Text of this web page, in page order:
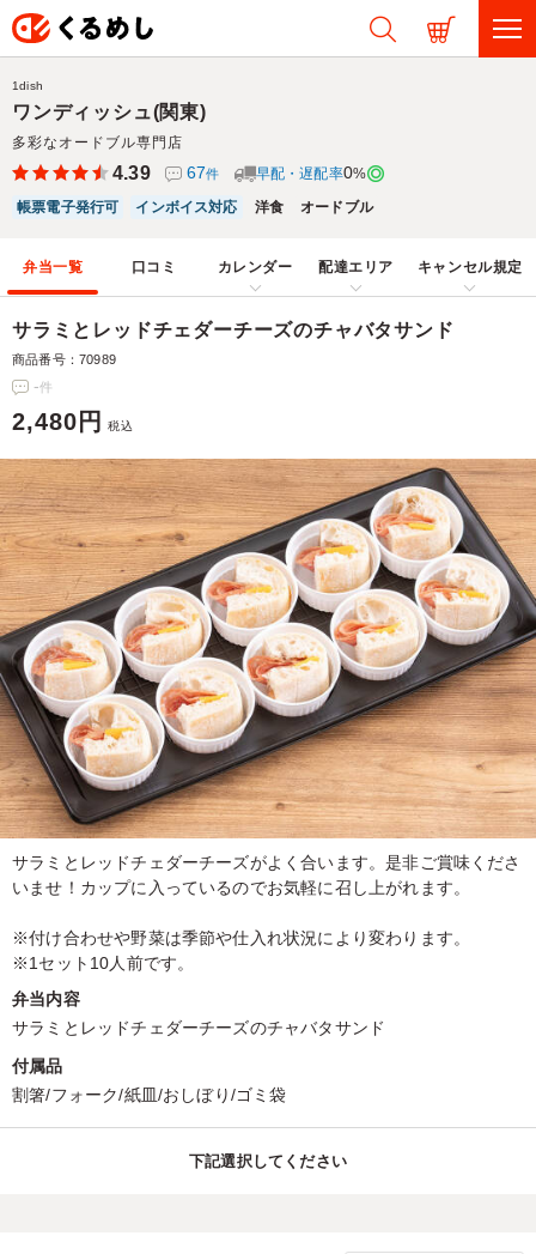
ワンディッシュ(関東)
多彩なオードブル専門店
1dish
4.39 67件 早配・遅配率0%
帳票電子発行可
インボイス対応 洋食 オードブル
弁当一覧 口コミ カレンダー 配達エリア キャンセル規定
サラミとレッドチェダーチーズのチャバタサンド
商品番号：70989
-件
2,480円 税込
サラミとレッドチェダーチーズがよく合います。是非ご賞味くださ
いませ！カップに入っているのでお気軽に召し上がれます。
※付け合わせや野菜は季節や仕入れ状況により変わります。
※1セット10人前です。
弁当内容
サラミとレッドチェダーチーズのチャバタサンド
付属品
割箸/フォーク/紙皿/おしぼり/ゴミ袋
下記選択してください